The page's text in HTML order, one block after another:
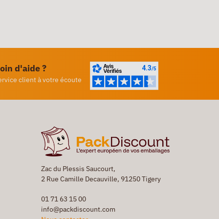
d'aide ?
client à votre écoute
Zac du Plessis Saucourt,
2 Rue Camille Decauville, 91250 Tigery
01 71 63 15 00
info@packdiscount.com